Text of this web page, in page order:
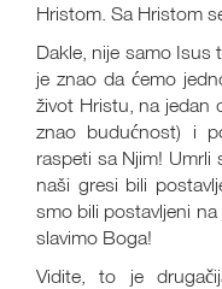
Hristom. Sa Hristom
Dakle, nije samo Isus
je znao da ćemo
život Hristu, na jedan
znao budućnost) i
raspeti sa Njim!
naši gresi bili
smo bili postavljeni
slavimo Boga!
Vidite, to je